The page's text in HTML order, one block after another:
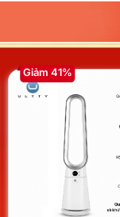
Giảm 41%